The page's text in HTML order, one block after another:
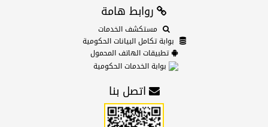
روابط هامة
مستكشف الخدمات
بوابة تكامل البيانات الحكومية
تطبيقات الهاتف المحمول
بوابة الخدمات الحكومية
اتصل بنا